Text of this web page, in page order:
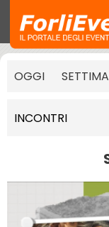
OGGI
INCONTRI